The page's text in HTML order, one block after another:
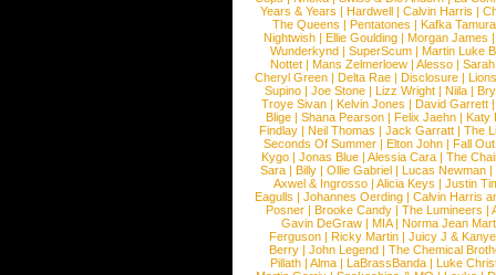
Years & Years |Hardwell |Calvin Harris |
The Queens | Pentatones | Kafka Tamura
Nightwish |Ellie Goulding |Morgan James
Wunderkynd | SuperScum | Martin Luke
Nottet |Mans Zelmerloew |Alesso |
Cheryl Green |Delta Rae |Disclosure |
Supino |Joe Stone |Lizz Wright |Niila |
Troye Sivan | Kelvin Jones | David Garrett
Blige | Shana Pearson | Felix Jaehn | Katy
Findlay |Neil Thomas |Jack Garratt |The
Seconds Of Summer |Elton John |Fall
Kygo |Jonas Blue |Alessia Cara |The
Sara |Billy |Ollie Gabriel |Lucas Newman |
Axwel & Ingrosso | Alicia Keys | Justin
Eagulls |Johannes Oerding |Calvin Harris
Posner |Brooke Candy |The Lumineers |
Gavin DeGraw | MIA| Norma Jean
Ferguson | Ricky Martin | Juicy J &
Berry | John Legend | The Chemical
Pillath |Alma |LaBrassBanda |Luke